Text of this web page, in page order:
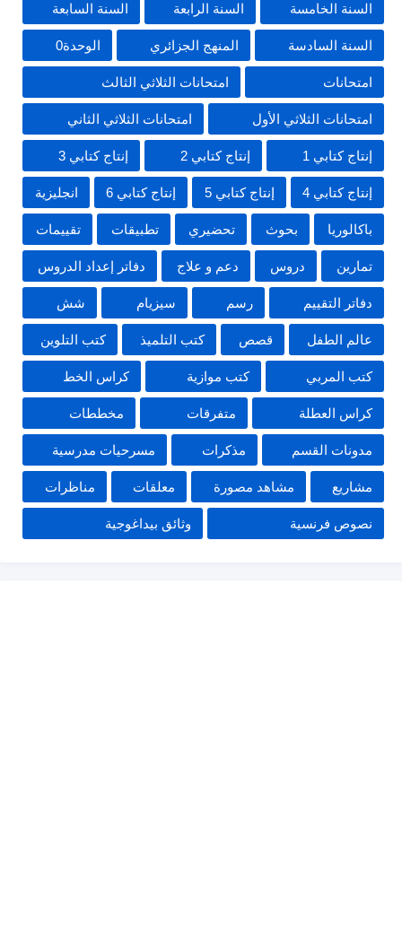
السنة الخامسة السنة الرابعة السنة السابعة
السنة السادسة المنهج الجزائري الوحدة0
امتحانات امتحانات الثلاثي الثالث
امتحانات الثلاثي الأول امتحانات الثلاثي الثاني
إنتاج كتابي 1 إنتاج كتابي 2 إنتاج كتابي 3
إنتاج كتابي 4 إنتاج كتابي 5 إنتاج كتابي 6 انجليزية
باكالوريا بحوث تحضيري تطبيقات تقييمات
تمارين دروس دعم و علاج دفاتر إعداد الدروس
دفاتر التقييم رسم سيزيام شش
عالم الطفل قصص كتب التلميذ كتب التلوين
كتب المربي كتب موازية كراس الخط
كراس العطلة متفرقات مخططات
مدونات القسم مذكرات مسرحيات مدرسية
مشاريع مشاهد مصورة معلقات مناظرات
نصوص فرنسية وثائق بيداغوجية